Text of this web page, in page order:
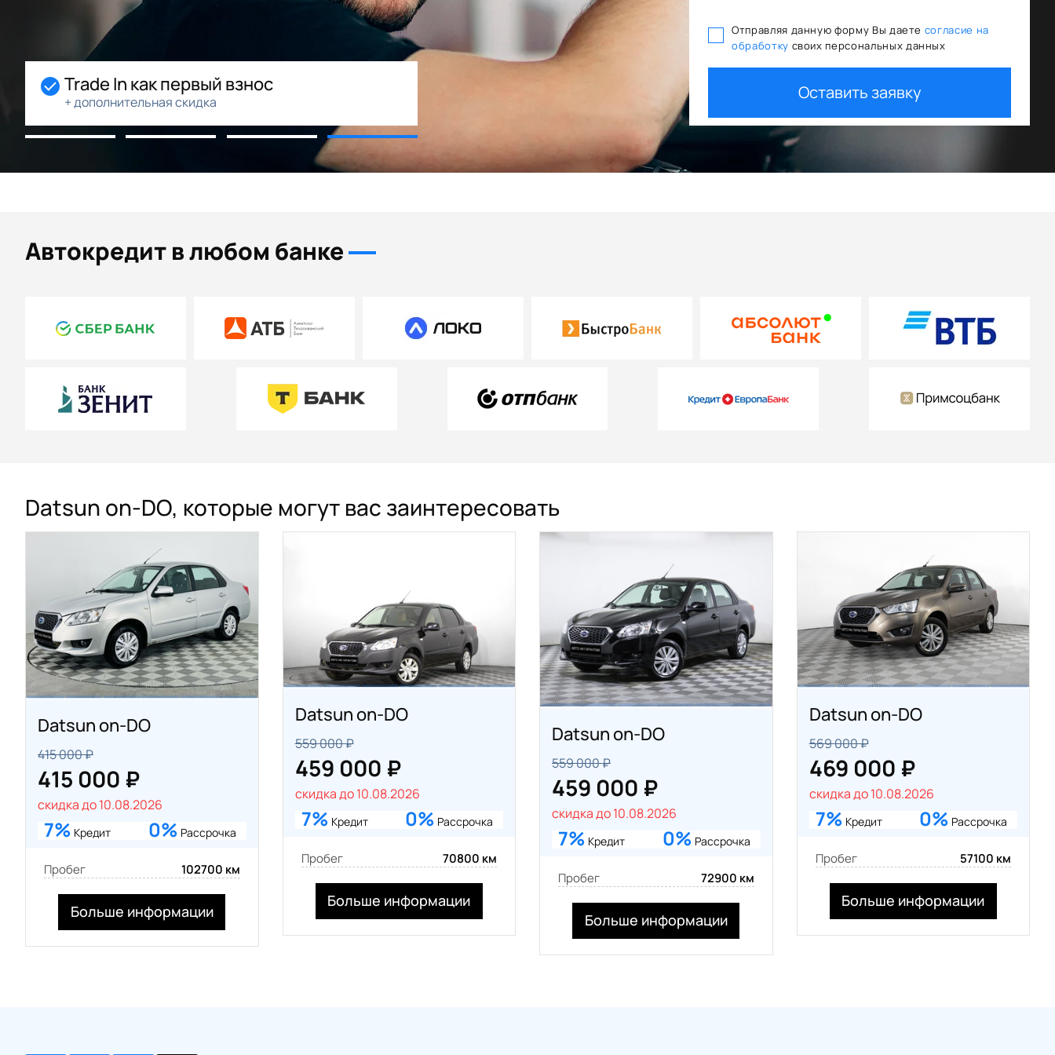
Trade In как первый взнос
+ дополнительная скидка
Отправляя данную форму Вы даете согласие на
обработку своих персональных данных
Оставить заявку
Автокредит в любом банке
Datsun on-DO, которые могут вас заинтересовать
Datsun on-DO
415 000 ₽
415 000 ₽
скидка до 10.08.2026
7% Кредит 0% Рассрочка
Пробег 102700 км
Больше информации
Datsun on-DO
559 000 ₽
459 000 ₽
скидка до 10.08.2026
7% Кредит 0% Рассрочка
Пробег 70800 км
Больше информации
Datsun on-DO
559 000 ₽
459 000 ₽
скидка до 10.08.2026
7% Кредит 0% Рассрочка
Пробег 72900 км
Больше информации
Datsun on-DO
569 000 ₽
469 000 ₽
скидка до 10.08.2026
7% Кредит 0% Рассрочка
Пробег 57100 км
Больше информации